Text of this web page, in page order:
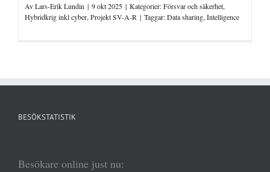
AvLars-Erik Lundin | 9 okt 2025 | Kategorier:Försvar och säkerhet,
Hybridkrig inkl cyber,Projekt SV-A-R | Taggar:Data sharing,Intelligence
BESÖKSTATISTIK
Besökare online just nu: